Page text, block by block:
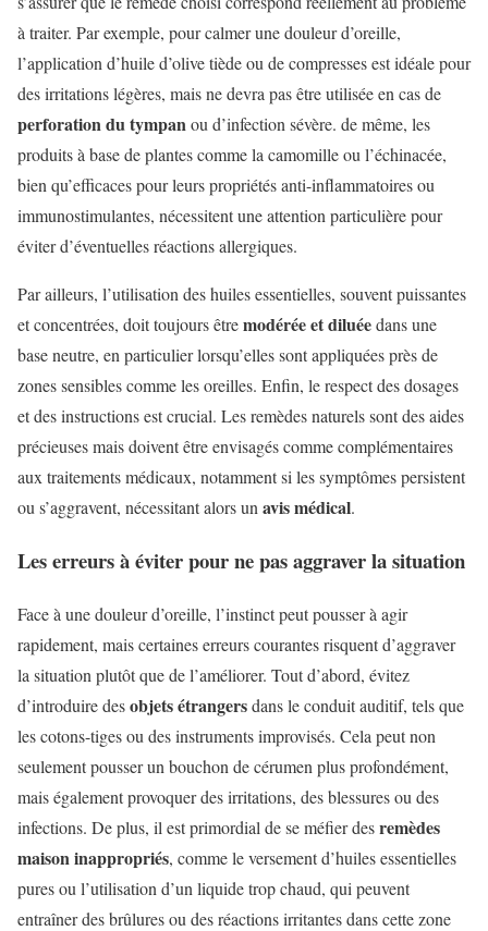
à traiter. Par exemple, pour calmer une douleur d’oreille,
l’application d’huile d’olive tiède ou de compresses est idéale pour
des irritations légères, mais ne devra pas être utilisée en cas de
perforation du tympanou d’infection sévère. de même, les
produits à base de plantes comme la camomille ou l’échinacée,
bien qu’efficaces pour leurs propriétés anti-inflammatoires ou
immunostimulantes, nécessitent une attention particulière pour
éviter d’éventuelles réactions allergiques.
Par ailleurs, l’utilisation des huiles essentielles, souvent puissantes
et concentrées, doit toujours êtremodérée et diluéedans une
base neutre, en particulier lorsqu’elles sont appliquées près de
zones sensibles comme les oreilles. Enfin, le respect des dosages
et des instructions est crucial. Les remèdes naturels sont des aides
précieuses mais doivent être envisagés comme complémentaires
aux traitements médicaux, notamment si les symptômes persistent
ou s’aggravent, nécessitant alors unavis médical.
Les erreurs à éviter pour ne pas aggraver la situation
Face à une douleur d’oreille, l’instinct peut pousser à agir
rapidement, mais certaines erreurs courantes risquent d’aggraver
la situation plutôt que de l’améliorer. Tout d’abord, évitez
d’introduire desobjets étrangersdans le conduit auditif, tels que
les cotons-tiges ou des instruments improvisés. Cela peut non
seulement pousser un bouchon de cérumen plus profondément,
mais également provoquer des irritations, des blessures ou des
infections. De plus, il est primordial de se méfier desremèdes
maison inappropriés, comme le versement d’huiles essentielles
pures ou l’utilisation d’un liquide trop chaud, qui peuvent
entraîner des brûlures ou des réactions irritantes dans cette zone